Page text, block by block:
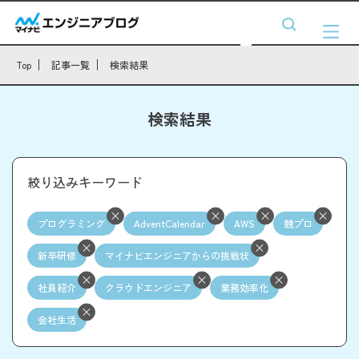
Top 記事一覧 検索結果
検索結果
絞り込みキーワード
プログラミング AdventCalendar AWS 競プロ
新卒研修 マイナビエンジニアからの挑戦状
社員紹介 クラウドエンジニア 業務効率化
会社生活